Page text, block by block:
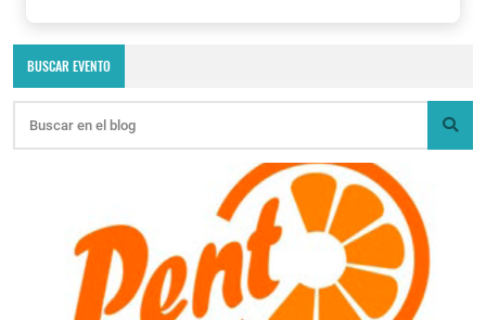
BUSCAR EVENTO